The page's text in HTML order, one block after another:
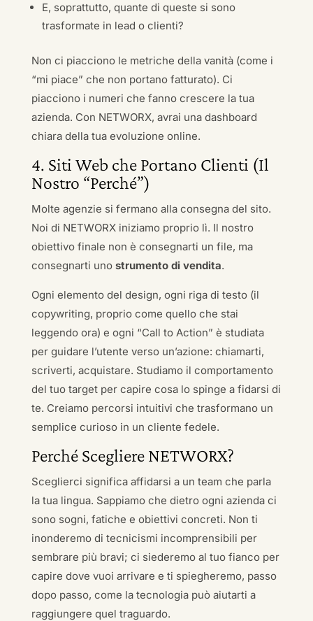
E, soprattutto, quante di queste si sono
trasformate in lead o clienti?
Non ci piacciono le metriche della vanità (come i
“mi piace” che non portano fatturato). Ci
piacciono i numeri che fanno crescere la tua
azienda. Con NETWORX, avrai una dashboard
chiara della tua evoluzione online.
4. Siti Web che Portano Clienti (Il
Nostro “Perché”)
Molte agenzie si fermano alla consegna del sito.
Noi di NETWORX iniziamo proprio lì. Il nostro
obiettivo finale non è consegnarti un file, ma
consegnarti uno strumento di vendita.
Ogni elemento del design, ogni riga di testo (il
copywriting, proprio come quello che stai
leggendo ora) e ogni “Call to Action” è studiata
per guidare l’utente verso un’azione: chiamarti,
scriverti, acquistare. Studiamo il comportamento
del tuo target per capire cosa lo spinge a fidarsi di
te. Creiamo percorsi intuitivi che trasformano un
semplice curioso in un cliente fedele.
Perché Scegliere NETWORX?
Sceglierci significa affidarsi a un team che parla
la tua lingua. Sappiamo che dietro ogni azienda ci
sono sogni, fatiche e obiettivi concreti. Non ti
inonderemo di tecnicismi incomprensibili per
sembrare più bravi; ci siederemo al tuo fianco per
capire dove vuoi arrivare e ti spiegheremo, passo
dopo passo, come la tecnologia può aiutarti a
raggiungere quel traguardo.